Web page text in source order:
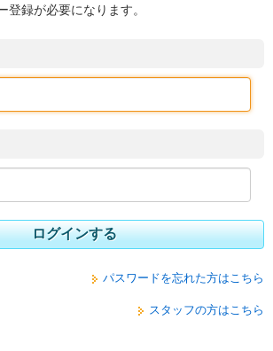
登録が必要になります。
ログインする
パスワードを忘れた方はこちら
スタッフの方はこちら